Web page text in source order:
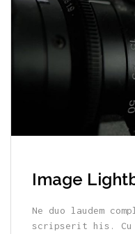
Image
Ne duo laudem
scripserit his. Cu